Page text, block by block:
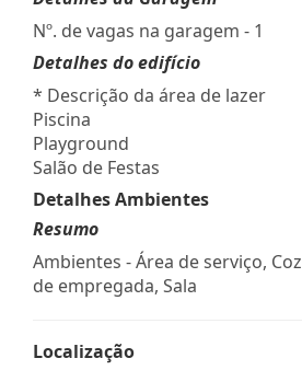
Nº. de vagas na garagem - 1
Detalhes do edifício
* Descrição da área de lazer
Piscina
Playground
Salão de Festas
Detalhes Ambientes
Resumo
Ambientes - Área de serviço,
de empregada, Sala
Localização